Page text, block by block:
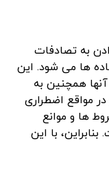
به تصادفات
ها می شود. این
آنها همچنین به
مواقع اضطراری
ها و موانع
با این